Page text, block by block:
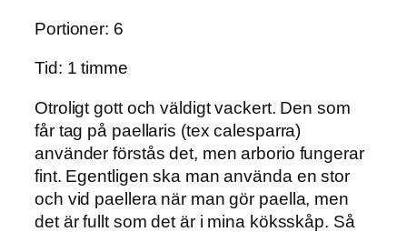
Portioner: 6
Tid: 1 timme
Otroligt gott och väldigt vackert. Den som
får tag på paellaris (tex calesparra)
använder förstås det, men arborio fungerar
fint. Egentligen ska man använda en stor
och vid paellera när man gör paella, men
det är fullt som det är i mina köksskåp. Så